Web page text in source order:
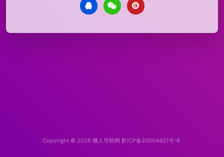
Copyright © 2026 懒人导航网 黔ICP备20004421号-8